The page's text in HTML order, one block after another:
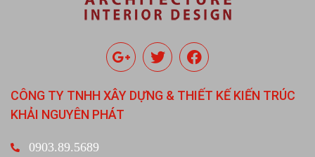
CÔNG TY TNHH XÂY DỰNG & THIẾT KẾ KIẾN TRÚC
KHẢI NGUYÊN PHÁT
0903.89.5689